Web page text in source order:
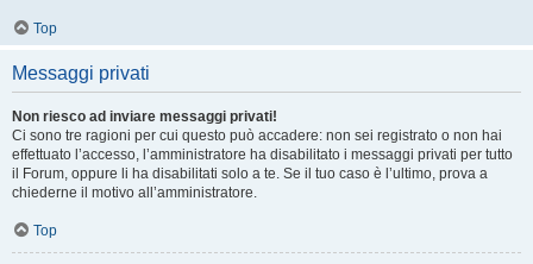
Top
Messaggi privati
Non riesco ad inviare messaggi privati!
Ci sono tre ragioni per cui questo può accadere: non sei registrato o non hai
effettuato l’accesso, l’amministratore ha disabilitato i messaggi privati per tutto
il Forum, oppure li ha disabilitati solo a te. Se il tuo caso è l’ultimo, prova a
chiederne il motivo all’amministratore.
Top